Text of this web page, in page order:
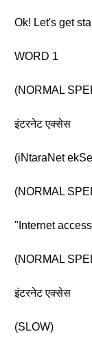
Ok! Let's get
WORD 1
(NORMAL
इंटरनेट एक्सेस
(iNtaraNet
(NORMAL
"Internet
(NORMAL
इंटरनेट एक्सेस
(SLOW)